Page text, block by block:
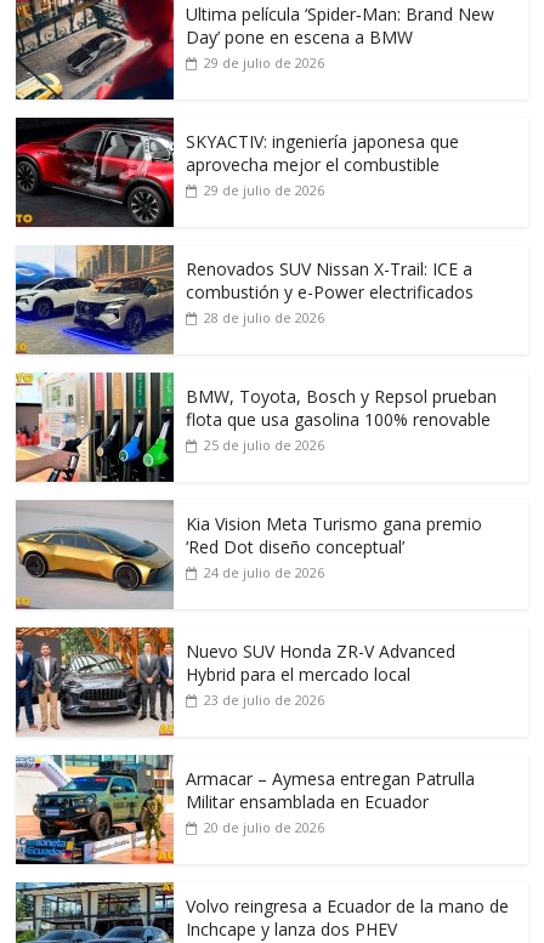
Ultima película ‘Spider‑Man: Brand New
Day’ pone en escena a BMW
29 de julio de 2026
SKYACTIV: ingeniería japonesa que
aprovecha mejor el combustible
29 de julio de 2026
Renovados SUV Nissan X-Trail: ICE a
combustión y e-Power electrificados
28 de julio de 2026
BMW, Toyota, Bosch y Repsol prueban
flota que usa gasolina 100% renovable
25 de julio de 2026
Kia Vision Meta Turismo gana premio
‘Red Dot diseño conceptual’
24 de julio de 2026
Nuevo SUV Honda ZR-V Advanced
Hybrid para el mercado local
23 de julio de 2026
Armacar – Aymesa entregan Patrulla
Militar ensamblada en Ecuador
20 de julio de 2026
Volvo reingresa a Ecuador de la mano de
Inchcape y lanza dos PHEV